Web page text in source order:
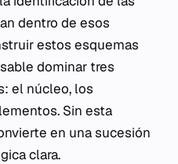
dentro de esos
estos esquemas
dominar tres
el núcleo, los
Sin esta
en una sucesión
clara.